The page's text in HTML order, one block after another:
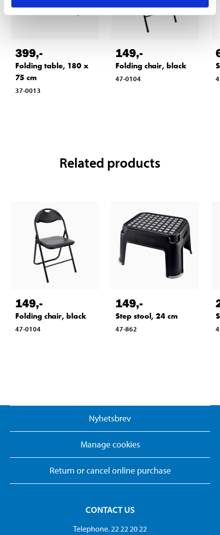
399,-
Folding table, 180 x
75 cm
37-0013
149,-
Folding chair, black
47-0104
Related products
149,-
Folding chair, black
47-0104
149,-
Step stool, 24 cm
47-862
Nyhetsbrev
Manage cookies
Return or cancel online purchase
CONTACT US
Telephone. 22 22 20 22